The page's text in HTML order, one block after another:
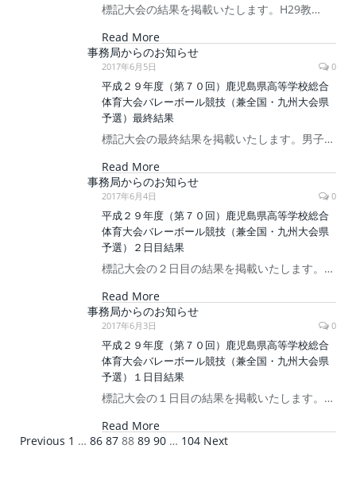
標記大会の結果を掲載いたします。H29教…
Read More
事務局からのお知らせ
2017年6月5日 0
平成２９年度（第７０回）鹿児島県高等学校総合
体育大会バレーボール競技（兼全国・九州大会県
予選）最終結果
標記大会の最終結果を掲載いたします。男子…
Read More
事務局からのお知らせ
2017年6月4日 0
平成２９年度（第７０回）鹿児島県高等学校総合
体育大会バレーボール競技（兼全国・九州大会県
予選）２日目結果
標記大会の２日目の結果を掲載いたします。…
Read More
事務局からのお知らせ
2017年6月3日 0
平成２９年度（第７０回）鹿児島県高等学校総合
体育大会バレーボール競技（兼全国・九州大会県
予選）１日目結果
標記大会の１日目の結果を掲載いたします。…
Read More
Previous 1 … 86 87 88 89 90 … 104 Next